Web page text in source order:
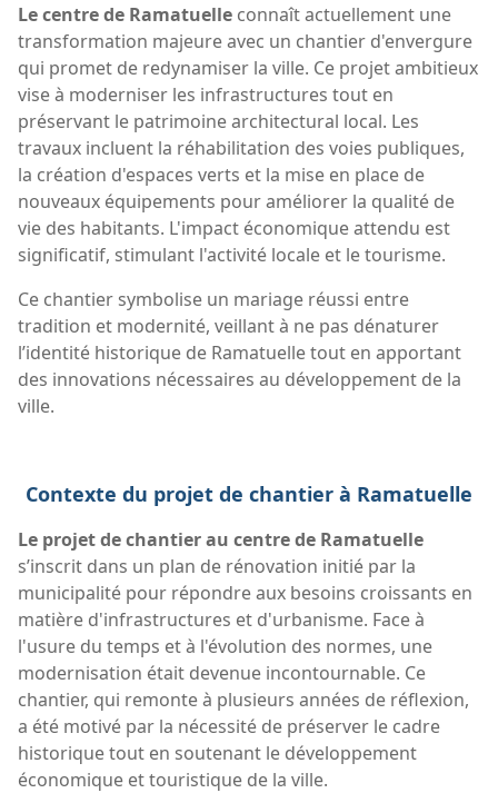
Le centre de Ramatuelle connaît actuellement une
transformation majeure avec un chantier d'envergure
qui promet de redynamiser la ville. Ce projet ambitieux
vise à moderniser les infrastructures tout en
préservant le patrimoine architectural local. Les
travaux incluent la réhabilitation des voies publiques,
la création d'espaces verts et la mise en place de
nouveaux équipements pour améliorer la qualité de
vie des habitants. L'impact économique attendu est
significatif, stimulant l'activité locale et le tourisme.
Ce chantier symbolise un mariage réussi entre
tradition et modernité, veillant à ne pas dénaturer
l’identité historique de Ramatuelle tout en apportant
des innovations nécessaires au développement de la
ville.
Contexte du projet de chantier à Ramatuelle
Le projet de chantier au centre de Ramatuelle
s’inscrit dans un plan de rénovation initié par la
municipalité pour répondre aux besoins croissants en
matière d'infrastructures et d'urbanisme. Face à
l'usure du temps et à l'évolution des normes, une
modernisation était devenue incontournable. Ce
chantier, qui remonte à plusieurs années de réflexion,
a été motivé par la nécessité de préserver le cadre
historique tout en soutenant le développement
économique et touristique de la ville.